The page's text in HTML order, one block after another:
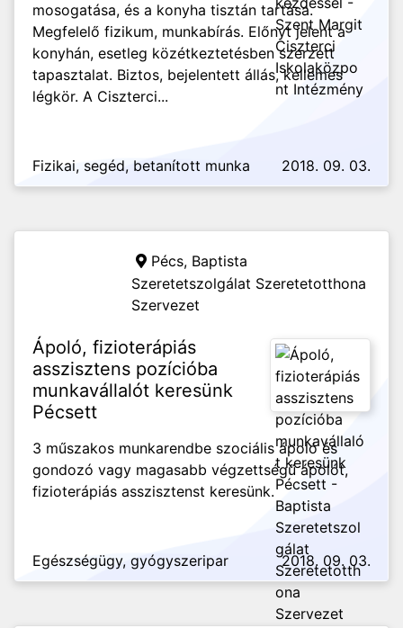
mosogatása, és a konyha tisztán tartása.
Megfelelő fizikum, munkabírás. Előnyt jelent a
konyhán, esetleg közétkeztetésben szerzett
tapasztalat. Biztos, bejelentett állás, kellemes
légkör. A Ciszterci...
Fizikai, segéd, betanított munka 2018. 09. 03.
Pécs, Baptista
Szeretetszolgálat Szeretetotthona
Szervezet
Ápoló, fizioterápiás
asszisztens pozícióba
munkavállalót keresünk
Pécsett
3 műszakos munkarendbe szociális ápoló és
gondozó vagy magasabb végzettségű ápolót,
fizioterápiás asszisztenst keresünk.
Egészségügy, gyógyszeripar 2018. 09. 03.